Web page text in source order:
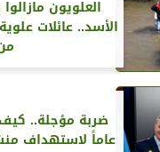
العلويون
الأسد.. عائلات
عاماً لاستهداف